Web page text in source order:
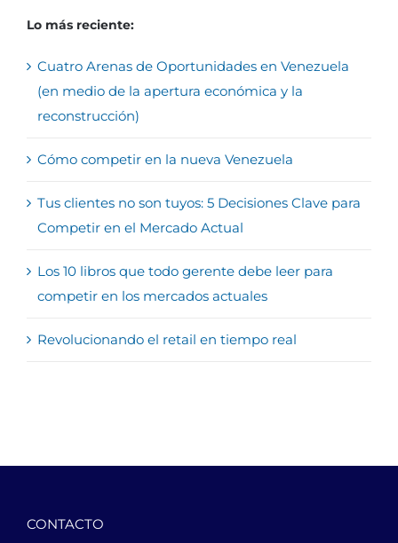
Lo más reciente:
Cuatro Arenas de Oportunidades en Venezuela
(en medio de la apertura económica y la
reconstrucción)
Cómo competir en la nueva Venezuela
Tus clientes no son tuyos: 5 Decisiones Clave para
Competir en el Mercado Actual
Los 10 libros que todo gerente debe leer para
competir en los mercados actuales
Revolucionando el retail en tiempo real
CONTACTO